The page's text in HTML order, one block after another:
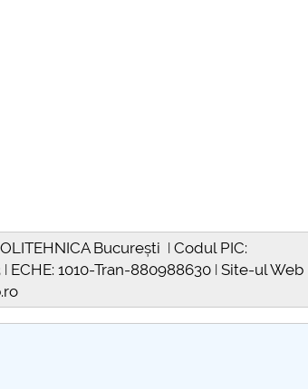
București ǀ Codul PIC:
ECHE: 1010-Tran-880988630 ǀ Site-ul Web